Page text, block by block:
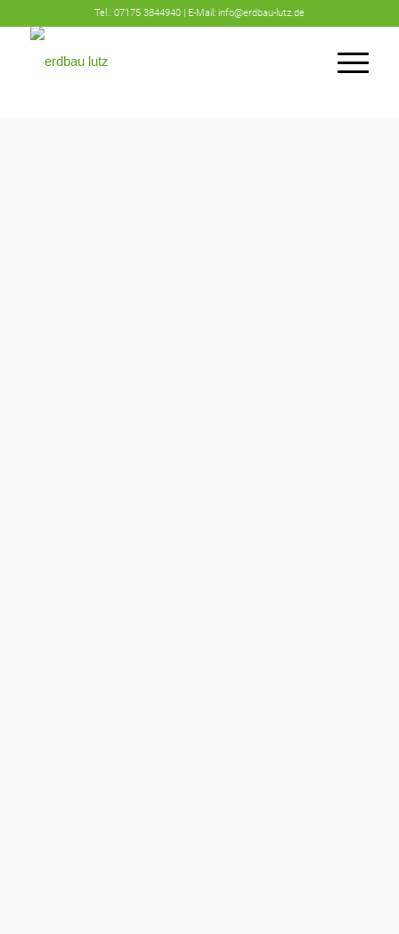
Tel.: 07175 3844940 | E-Mail: info@erdbau-lutz.de